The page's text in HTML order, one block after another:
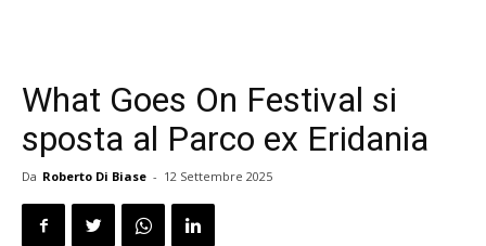
What Goes On Festival si
sposta al Parco ex Eridania
Da Roberto Di Biase - 12 Settembre 2025